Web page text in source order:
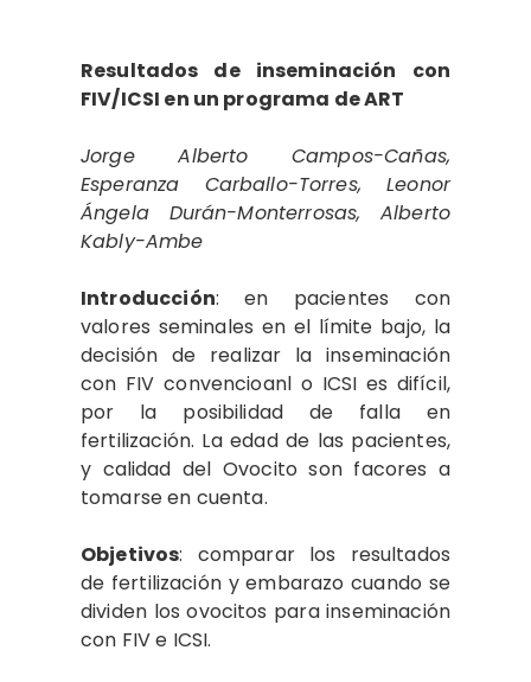
Resultados de inseminación con
FIV/ICSI en un programa de ART
Jorge Alberto Campos-Cañas,
Esperanza Carballo-Torres, Leonor
Ángela Durán-Monterrosas, Alberto
Kably-Ambe
Introducción: en pacientes con
valores seminales en el límite bajo, la
decisión de realizar la inseminación
con FIV convencioanl o ICSI es difícil,
por la posibilidad de falla en
fertilización. La edad de las pacientes,
y calidad del Ovocito son facores a
tomarse en cuenta.
Objetivos: comparar los resultados
de fertilización y embarazo cuando se
dividen los ovocitos para inseminación
con FIV e ICSI.